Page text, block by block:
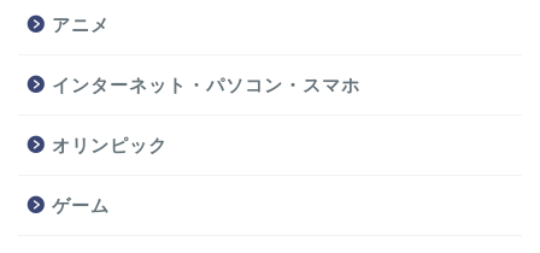
アニメ
インターネット・パソコン・スマホ
オリンピック
ゲーム